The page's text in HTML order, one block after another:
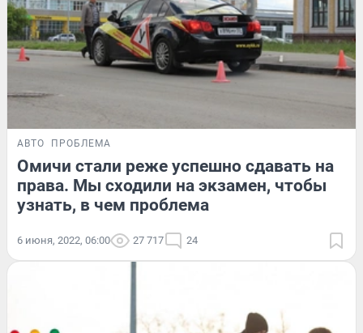
АВТО ПРОБЛЕМА
Омичи стали реже успешно сдавать на
права. Мы сходили на экзамен, чтобы
узнать, в чем проблема
6 июня, 2022, 06:00 27 717 24